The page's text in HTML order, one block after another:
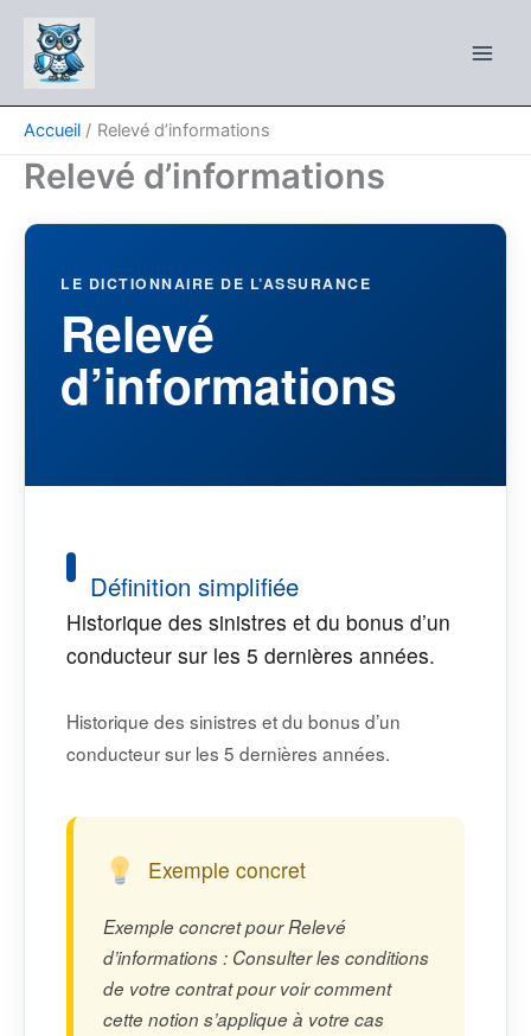
contenu
Accueil Relevé d’informations
Relevé d’informations
LE DICTIONNAIRE DE L’ASSURANCE
Relevé
d’informations
Définition simplifiée
Historique des sinistres et du bonus d’un
conducteur sur les 5 dernières années.
Historique des sinistres et du bonus d’un
conducteur sur les 5 dernières années.
Exemple concret
Exemple concret pour Relevé
d’informations : Consulter les conditions
de votre contrat pour voir comment
cette notion s’applique à votre cas